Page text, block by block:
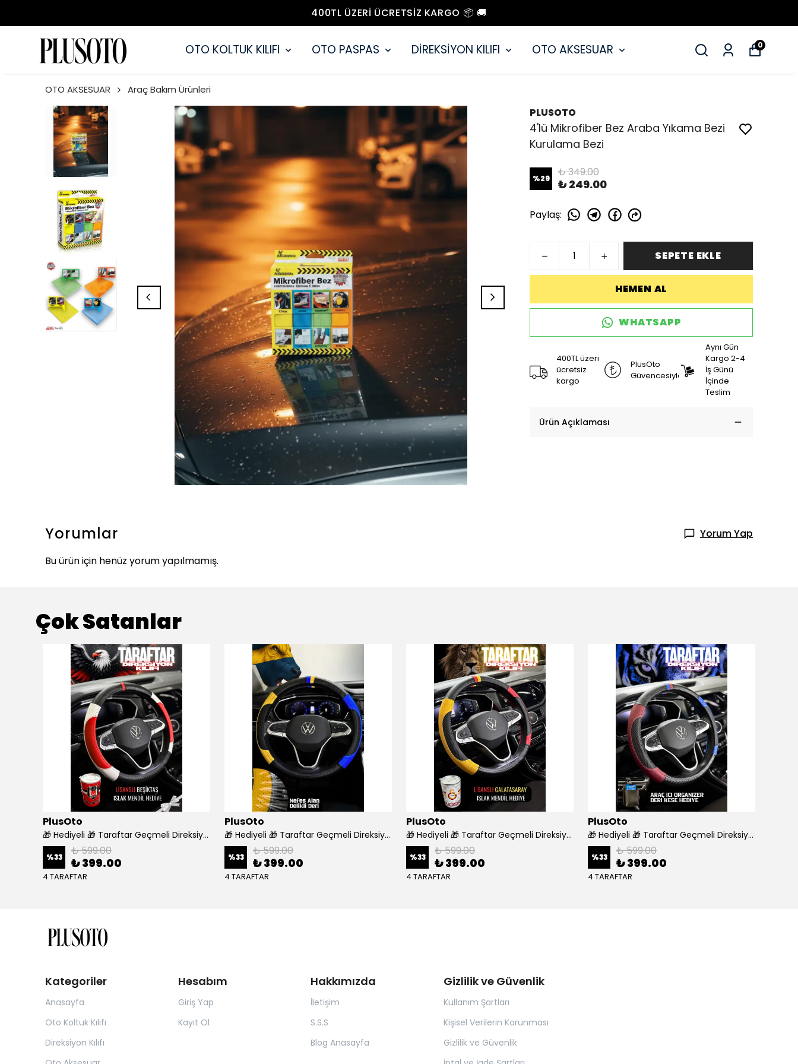
400TL ÜZERI ÜCRETSIZ KARGO 📦 🚚
OTO KOLTUK KILIFI OTO PASPAS DİREKSİYON KILIFI OTO AKSESUAR 0
OTO AKSESUAR Araç Bakım Ürünleri
PLUSOTO
4'lü Mikrofiber Bez Araba Yıkama Bezi
Kurulama Bezi
%29 ₺ 349.00
₺ 249.00
Paylaş:
SEPETE EKLE
HEMEN AL
WHATSAPP
400TL üzeri
ücretsiz
kargo
PlusOto
Güvencesiyle
Aynı Gün
Kargo 2-4
İş Günü
İçinde
Teslim
Ürün Açıklaması
Yorumlar
Yorum Yap
Bu ürün için henüz yorum yapılmamış.
Çok Satanlar
PlusOto
🎁 Hediyeli 🎁 Taraftar Geçmeli Direksiyon Kılıfı - BEŞİKTAŞ
%33 ₺ 599.00
₺ 399.00
4 TARAFTAR
PlusOto
🎁 Hediyeli 🎁 Taraftar Geçmeli Direksiyon Kılıfı - FENERBAHÇE
%33 ₺ 599.00
₺ 399.00
4 TARAFTAR
PlusOto
🎁 Hediyeli 🎁 Taraftar Geçmeli Direksiyon Kılıfı - GALATASARAY
%33 ₺ 599.00
₺ 399.00
4 TARAFTAR
PlusOto
🎁 Hediyeli 🎁 Taraftar Geçmeli Direksiyon Kılıfı - TRABZON
%33 ₺ 599.00
₺ 399.00
4 TARAFTAR
Kategoriler
Anasayfa
Oto Koltuk Kılıfı
Direksiyon Kılıfı
Hesabım
Giriş Yap
Kayıt Ol
Hakkımızda
İletişim
S.S.S
Blog Anasayfa
Gizlilik ve Güvenlik
Kullanım Şartları
Kişisel Verilerin Korunması
Gizlilik ve Güvenlik